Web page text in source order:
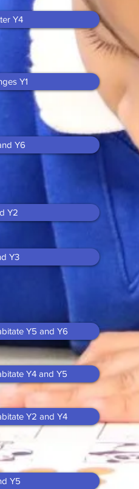
Y4
Y1
Y6
Y5
Y5 and Y6
Y2
Y3
Y4 and Y5
Y2 and Y4